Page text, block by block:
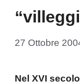
27 Ottobre
Nel XVI